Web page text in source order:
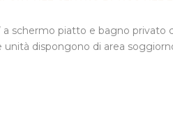
schermo piatto e bagno privato
unità dispongono di area